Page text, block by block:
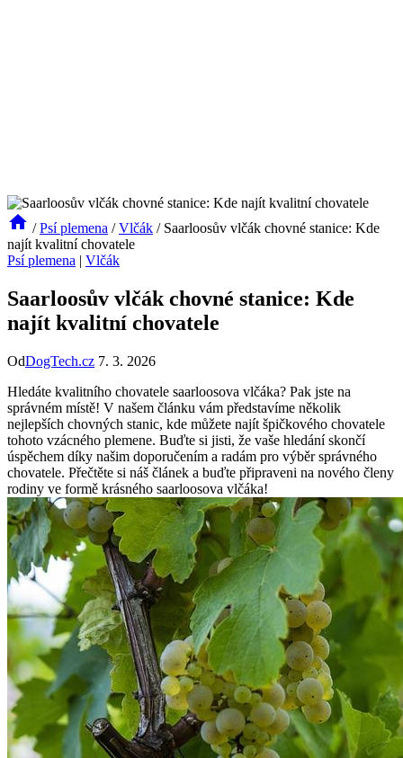
/ Psí plemena / Vlčák / Saarloosův vlčák chovné stanice: Kde
najít kvalitní chovatele
Psí plemena | Vlčák
Saarloosův vlčák chovné stanice: Kde
najít kvalitní chovatele
OdDogTech.cz 7. 3. 2026
Hledáte kvalitního chovatele saarloosova vlčáka? Pak jste na
správném místě! V našem článku vám představíme několik
nejlepších chovných stanic, kde můžete najít špičkového chovatele
tohoto vzácného plemene. Buďte si jisti, že vaše hledání skončí
úspěchem díky našim doporučením a radám pro výběr správného
chovatele. Přečtěte si náš článek a buďte připraveni na nového členy
rodiny ve formě krásného saarloosova vlčáka!